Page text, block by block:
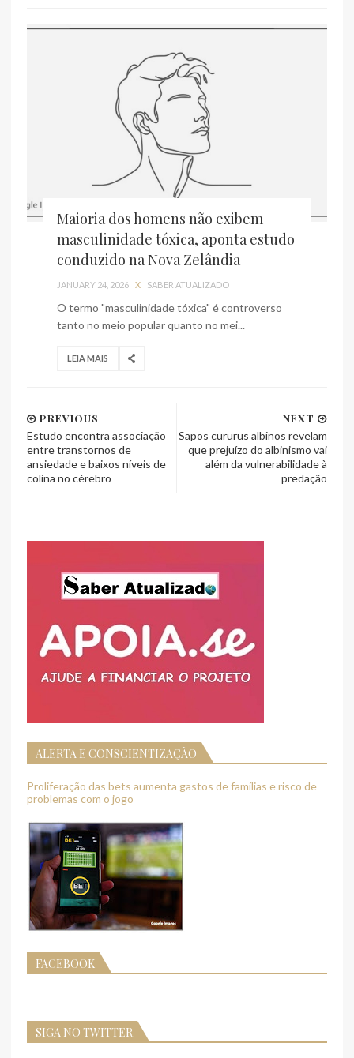
Maioria dos homens não exibem
masculinidade tóxica, aponta estudo
conduzido na Nova Zelândia
JANUARY 24, 2026 X SABER ATUALIZADO
O termo "masculinidade tóxica" é controverso
tanto no meio popular quanto no mei...
LEIA MAIS
NEXT
Sapos cururus albinos revelam
que prejuízo do albinismo vai
além da vulnerabilidade à
predação
PREVIOUS
Estudo encontra associação
entre transtornos de
ansiedade e baixos níveis de
colina no cérebro
ALERTA E CONSCIENTIZAÇÃO
Proliferação das bets aumenta gastos de famílias e risco de
problemas com o jogo
FACEBOOK
SIGA NO TWITTER